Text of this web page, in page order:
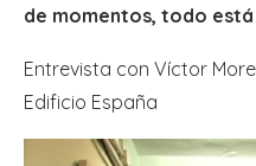
de momentos, todo
Entrevista con Víctor
Edificio España